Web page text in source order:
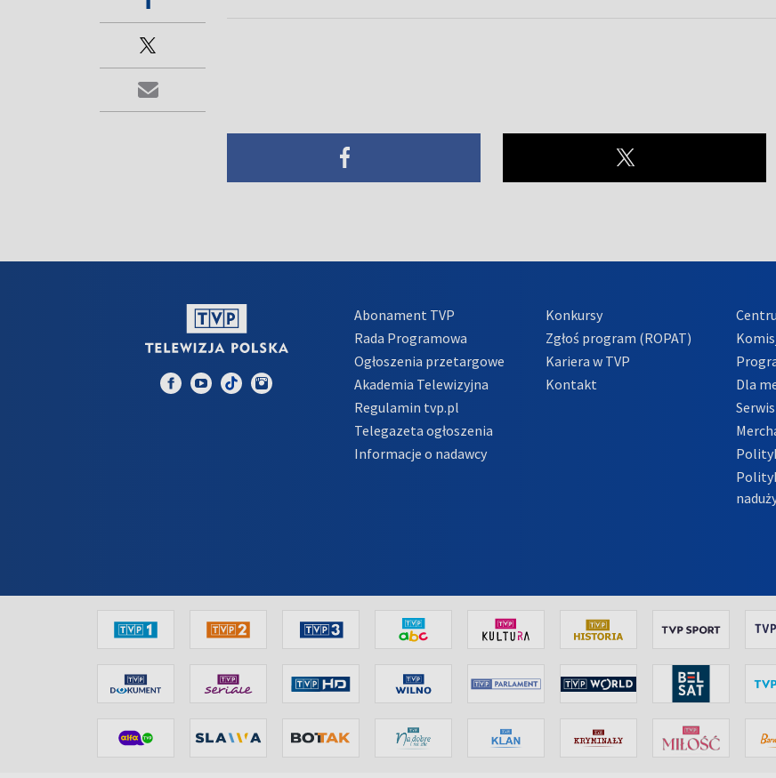
Abonament TVP
Rada Programowa
Ogłoszenia przetargowe
Akademia Telewizyjna
Regulamin tvp.pl
Telegazeta ogłoszenia
Informacje o nadawcy
Konkursy
Zgłoś program (ROPAT)
Kariera w TVP
Kontakt
Dla